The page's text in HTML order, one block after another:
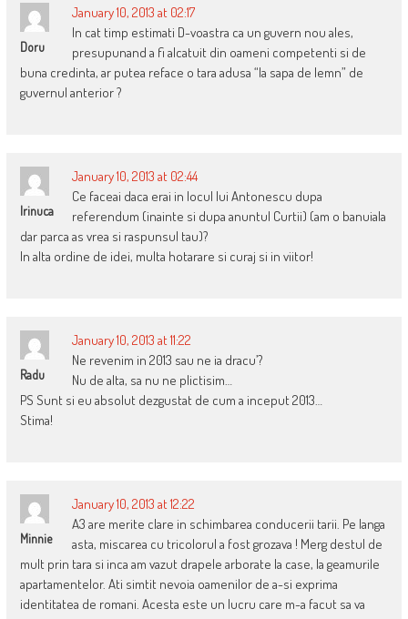
Doru
January 10, 2013 at 02:17
In cat timp estimati D-voastra ca un guvern nou ales,
presupunand a fi alcatuit din oameni competenti si de
buna credinta, ar putea reface o tara adusa “la sapa de lemn” de
guvernul anterior ?
Irinuca
January 10, 2013 at 02:44
Ce faceai daca erai in locul lui Antonescu dupa
referendum (inainte si dupa anuntul Curtii) (am o banuiala
dar parca as vrea si raspunsul tau)?
In alta ordine de idei, multa hotarare si curaj si in viitor!
Radu
January 10, 2013 at 11:22
Ne revenim in 2013 sau ne ia dracu’?
Nu de alta, sa nu ne plictisim…
PS Sunt si eu absolut dezgustat de cum a inceput 2013…
Stima!
Minnie
January 10, 2013 at 12:22
A3 are merite clare in schimbarea conducerii tarii. Pe langa
asta, miscarea cu tricolorul a fost grozava ! Merg destul de
mult prin tara si inca am vazut drapele arborate la case, la geamurile
apartamentelor. Ati simtit nevoia oamenilor de a-si exprima
identitatea de romani. Acesta este un lucru care m-a facut sa va